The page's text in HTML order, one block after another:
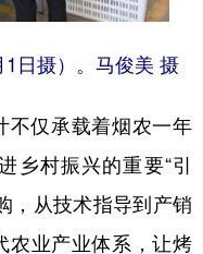
日摄）。马俊美 摄
仅承载着烟农一年
乡村振兴的重要“引
，从技术指导到产销
农业产业体系，让烤